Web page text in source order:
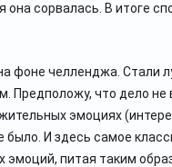
она сорвалась. В итоге
фоне челленджа. Стали
Предположу, что дело не
эмоциях
И здесь самое
эмоций, питая таким